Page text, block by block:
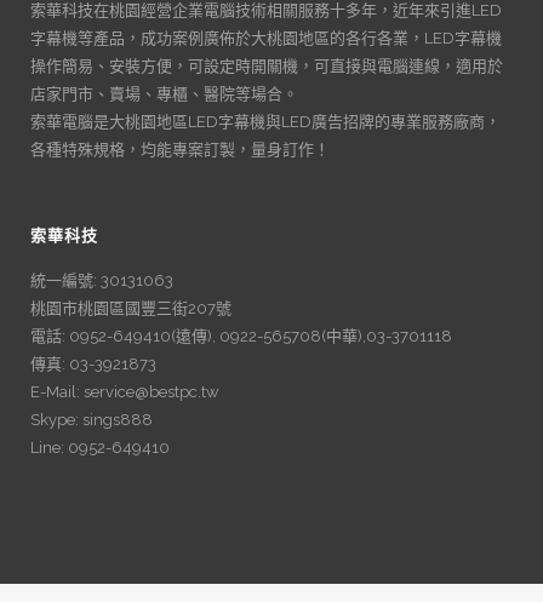
索華科技在桃園經營企業電腦技術相關服務十多年，近年來引進LED
字幕機等產品，成功案例廣佈於大桃園地區的各行各業，LED字幕機
操作簡易、安裝方便，可設定時開關機，可直接與電腦連線，適用於
店家門市、賣場、專櫃、醫院等場合。
索華電腦是大桃園地區LED字幕機與LED廣告招牌的專業服務廠商，
各種特殊規格，均能專案訂製，量身訂作！
索華科技
統一編號: 30131063
桃園市桃園區國豐三街207號
電話: 0952-649410(遠傳), 0922-565708(中華),03-3701118
傳真: 03-3921873
E-Mail: service@bestpc.tw
Skype: sings888
Line: 0952-649410